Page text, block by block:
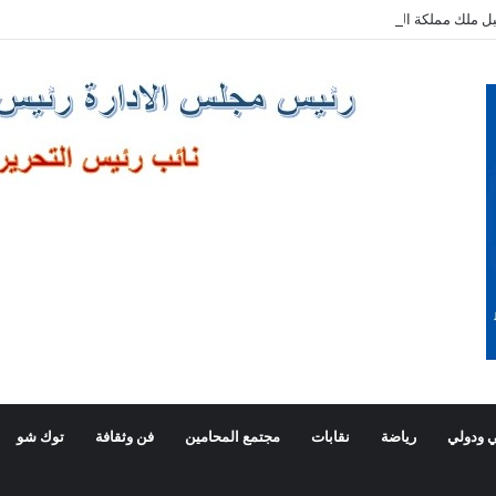
ملك مملكة البحرين الشقيقة
ودولي رياضة نقابات مجتمع المحامين فن وثقافة توك شو